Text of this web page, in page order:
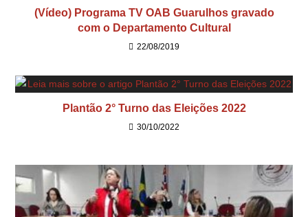
(Vídeo) Programa TV OAB Guarulhos gravado
com o Departamento Cultural
22/08/2019
Plantão 2° Turno das Eleições 2022
30/10/2022